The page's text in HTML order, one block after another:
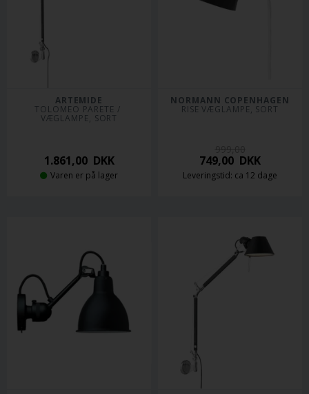
ARTEMIDE
TOLOMEO PARETE /
VÆGLAMPE, SORT
1.861,00DKK
Varen er på lager
NORMANN COPENHAGEN
RISE VÆGLAMPE, SORT
749,00 DKK
Leveringstid: ca 12 dage